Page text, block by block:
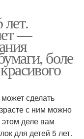
—
боле
сделать
с ним можно
деле вам
для детей 5 лет.